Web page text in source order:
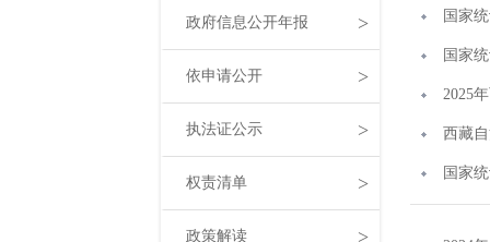
政府信息公开年报 >
依申请公开 >
执法证公示 >
权责清单 >
政策解读 >
国家
国家
2025
西藏
国家